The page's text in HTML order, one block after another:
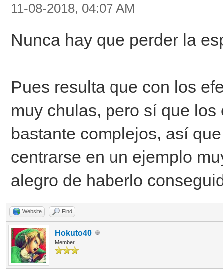
11-08-2018, 04:07 AM
Nunca hay que perder la
Pues resulta que con los
muy chulas, pero sí que
bastante complejos, así
centrarse en un ejemplo
alegro de haberlo
Website Find
Hokuto40
Member